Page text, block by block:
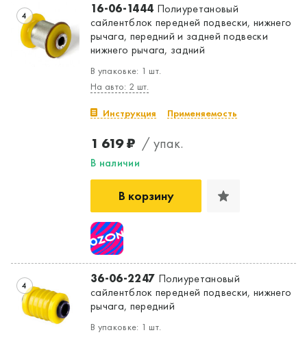
4 16-06-1444 Полиуретановый
сайлентблок передней подвески, нижнего
рычага, передний и задней подвески
нижнего рычага, задний
В упаковке: 1 шт.
На авто: 2 шт.
Инструкция Применяемость
1 619 ₽ / упак.
В наличии
В корзину
4 36-06-2247 Полиуретановый
сайлентблок передней подвески, нижнего
рычага, передний
В упаковке: 1 шт.